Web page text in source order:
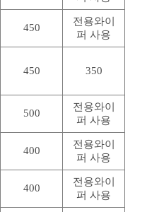
450
전용와이
퍼 사용
450 350
500
전용와이
퍼 사용
400
전용와이
퍼 사용
400
전용와이
퍼 사용